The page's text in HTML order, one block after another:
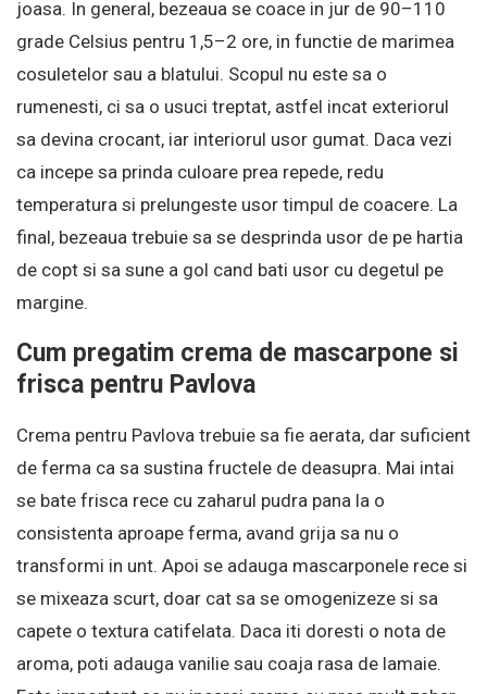
joasa. In general, bezeaua se coace in jur de 90–110
grade Celsius pentru 1,5–2 ore, in functie de marimea
cosuletelor sau a blatului. Scopul nu este sa o
rumenesti, ci sa o usuci treptat, astfel incat exteriorul
sa devina crocant, iar interiorul usor gumat. Daca vezi
ca incepe sa prinda culoare prea repede, redu
temperatura si prelungeste usor timpul de coacere. La
final, bezeaua trebuie sa se desprinda usor de pe hartia
de copt si sa sune a gol cand bati usor cu degetul pe
margine.
Cum pregatim crema de mascarpone si
frisca pentru Pavlova
Crema pentru Pavlova trebuie sa fie aerata, dar suficient
de ferma ca sa sustina fructele de deasupra. Mai intai
se bate frisca rece cu zaharul pudra pana la o
consistenta aproape ferma, avand grija sa nu o
transformi in unt. Apoi se adauga mascarponele rece si
se mixeaza scurt, doar cat sa se omogenizeze si sa
capete o textura catifelata. Daca iti doresti o nota de
aroma, poti adauga vanilie sau coaja rasa de lamaie.